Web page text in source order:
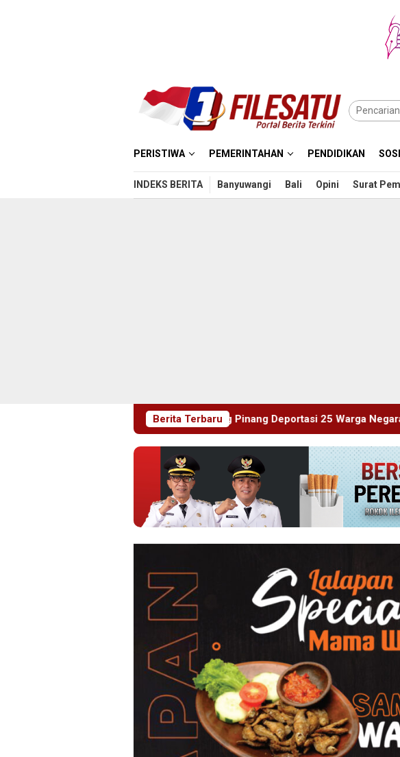
PERISTIWA PEMERINTAHAN PENDIDIKAN
INDEKS BERITA Banyuwangi Bali Opini Surat
Berita Terbaru
Rudenim Pusat Tanjung Pinang Deportasi 25 Warga Negara Vietnam